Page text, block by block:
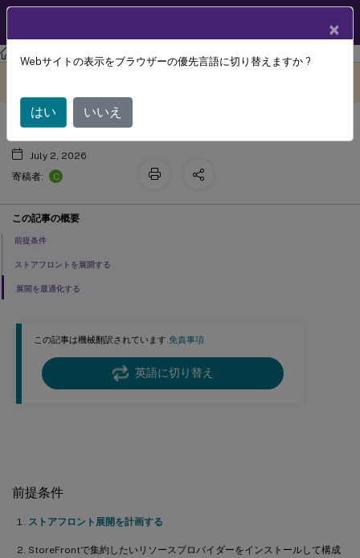
ストアフロント StoreFront の現在のリリース
この記事は機械翻訳されています.免責事項
英語に切り替え
前提条件
ストアフロント展開を計画する
StoreFrontで集約したいリソースプロバイダーをインストールして構成
はじめに
July 2, 2026
寄稿者:
C
この記事の概要
前提条件
ストアフロントを展開する
展開を最適化する
×
Webサイトの表示をブラウザーの優先言語に切り替えますか ?
はい いいえ